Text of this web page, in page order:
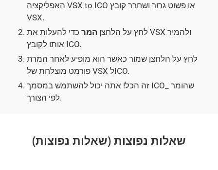
האפליקציה VSX to ICO או פשוט גרור ושחרר קובץ
VSX.
לחץ על הלחצן המר כדי להעלות את VSX ולהמיר
אותו לקובץ ICO.
לחץ על הלחצן שמור כאשר הוא מופיע לאחר המרת
פורמט מוצלחת של VSX לICO.
זה הכל! אתה יכול להשתמש במסמך ICO_ שהומר
לפי הצורך.
שאלות נפוצות (שאלות נפוצות)